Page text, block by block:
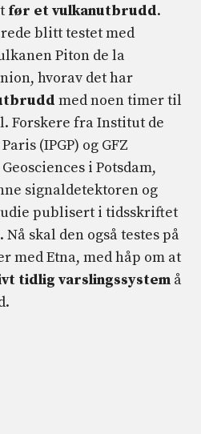
før et vulkanutbrudd.
blitt testet med
Piton de la
hvorav det har
med noen timer til
Forskere fra Institut de
(IPGP) og GFZ
i Potsdam,
signaldetektoren og
publisert i tidsskriftet
. Nå skal den også testes på
med Etna, med håp om at
tidlig varslingssystem å